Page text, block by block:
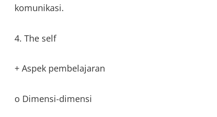
komunikasi.
4. The self
+ Aspek pembelajaran
o Dimensi-dimensi